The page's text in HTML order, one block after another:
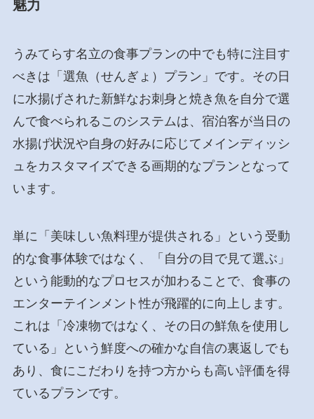
魅力
うみてらす名立の食事プランの中でも特に注目す
べきは「選魚（せんぎょ）プラン」です。その日
に水揚げされた新鮮なお刺身と焼き魚を自分で選
んで食べられるこのシステムは、宿泊客が当日の
水揚げ状況や自身の好みに応じてメインディッシ
ュをカスタマイズできる画期的なプランとなって
います。
単に「美味しい魚料理が提供される」という受動
的な食事体験ではなく、「自分の目で見て選ぶ」
という能動的なプロセスが加わることで、食事の
エンターテインメント性が飛躍的に向上します。
これは「冷凍物ではなく、その日の鮮魚を使用し
ている」という鮮度への確かな自信の裏返しでも
あり、食にこだわりを持つ方からも高い評価を得
ているプランです。